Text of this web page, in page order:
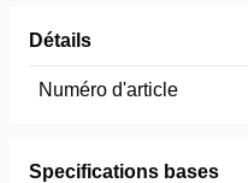
Détails
Numéro d'article
Specifications bases